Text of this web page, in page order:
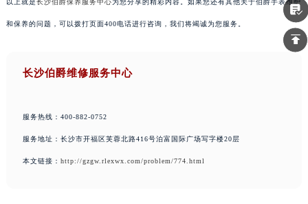
以上就是长沙伯爵保养服务中心为您分享的精彩内容。如果您还有其他关于伯爵手表维护
和保养的问题，可以拨打页面400电话进行咨询，我们将竭诚为您服务。
长沙伯爵维修服务中心
服务热线：400-882-0752
服务地址：长沙市开福区芙蓉北路416号泊富国际广场写字楼20层
本文链接： http://gzgw.rlexwx.com/problem/774.html